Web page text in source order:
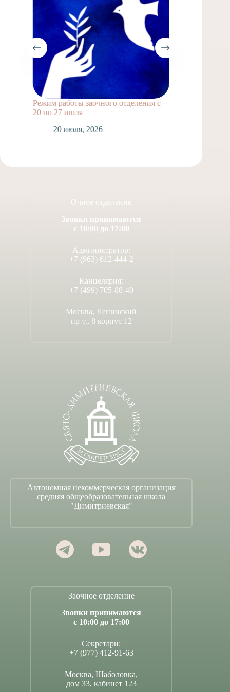
Режим работы заочного отделения с
20 по 27 июля
20 июля, 2026
Очное отделение
Звонки принимаются
с 10:00 до 17:00
Администратор:
+7 (963) 612-444-2
Канцелярия:
+7 (499) 705-88-40
Москва, Ленинский
пр-т., 8 корпус 12
Автономная некоммерческая организация
средняя общеобразовательная школа
"Димитриевская"
Заочное отделение
Звонки принимаются
с 10:00 до 17:00
Секретари:
+7 (977) 412-91-63
Москва, Шаболовка,
дом 33, кабинет 123